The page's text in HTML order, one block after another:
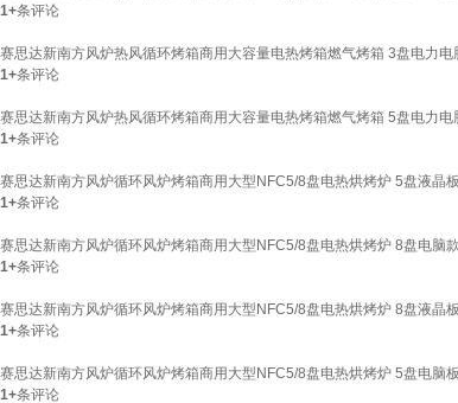
1+条评论
赛思达新南方风炉热风循环烤箱商用大容量电热烤箱燃气烤箱 3盘电力电
1+条评论
赛思达新南方风炉热风循环烤箱商用大容量电热烤箱燃气烤箱 5盘电力电
1+条评论
赛思达新南方风炉循环风炉烤箱商用大型NFC5/8盘电热烘烤炉 5盘液晶板
1+条评论
赛思达新南方风炉循环风炉烤箱商用大型NFC5/8盘电热烘烤炉 8盘电脑款
1+条评论
赛思达新南方风炉循环风炉烤箱商用大型NFC5/8盘电热烘烤炉 8盘液晶板
1+条评论
赛思达新南方风炉循环风炉烤箱商用大型NFC5/8盘电热烘烤炉 5盘电脑板
1+条评论